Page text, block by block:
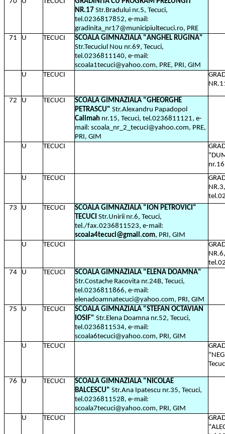
NR.17 Str.Bradului nr.5, Tecuci,
tel.0236817852, e-mail:
gradinita_nr17@municipiultecuci.ro, PRE
71
U TECUCI
SCOALA GIMNAZIALA "ANGHEL RUGINA"
Str.Tecuciul Nou nr.69, Tecuci,
tel.0236811140, e-mail:
scoala1tecuci@yahoo.com, PRE, PRI, GIM
U
TECUCI
72 U TECUCI
SCOALA GIMNAZIALA "GHEORGHE
PETRASCU" Str.Alexandru Papadopol
Calimah nr.15, Tecuci, tel.0236811121, e-
mail: scoala_nr_2_tecuci@yahoo.com, PRE,
PRI, GIM
U
TECUCI
U
TECUCI
73
U TECUCI
SCOALA GIMNAZIALA "ION PETROVICI"
TECUCI Str.Unirii nr.6, Tecuci,
tel./fax.0236811523, e-mail:
scoala4tecuci@gmail.com, PRI, GIM
U
TECUCI
74
U TECUCI
SCOALA GIMNAZIALA "ELENA DOAMNA"
Str.Costache Racovita nr.24B, Tecuci,
tel.0236811866, e-mail:
elenadoamnatecuci@yahoo.com, PRI, GIM
75
U TECUCI
SCOALA GIMNAZIALA "STEFAN OCTAVIAN
IOSIF" Str.Elena Doamna nr.52, Tecuci,
tel.0236811534, e-mail:
scoala6tecuci@yahoo.com, PRI, GIM
U
TECUCI
76 U TECUCI
SCOALA GIMNAZIALA "NICOLAE
BALCESCU" Str.Ana Ipatescu nr.35, Tecuci,
tel.0236811528, e-mail:
scoala7tecuci@yahoo.com, PRI, GIM
U
TECUCI